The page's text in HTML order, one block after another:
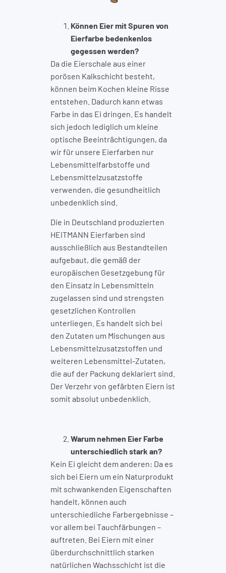
Können Eier mit Spuren von
Eierfarbe bedenkenlos
gegessen werden?
Da die Eierschale aus einer
porösen Kalkschicht besteht,
können beim Kochen kleine Risse
entstehen. Dadurch kann etwas
Farbe in das Ei dringen. Es handelt
sich jedoch lediglich um kleine
optische Beeinträchtigungen, da
wir für unsere Eierfarben nur
Lebensmittelfarbstoffe und
Lebensmittelzusatzstoffe
verwenden, die gesundheitlich
unbedenklich sind.
Die in Deutschland produzierten
HEITMANN Eierfarben sind
ausschließlich aus Bestandteilen
aufgebaut, die gemäß der
europäischen Gesetzgebung für
den Einsatz in Lebensmitteln
zugelassen sind und strengsten
gesetzlichen Kontrollen
unterliegen. Es handelt sich bei
den Zutaten um Mischungen aus
Lebensmittelzusatzstoffen und
weiteren Lebensmittel-Zutaten,
die auf der Packung deklariert sind.
Der Verzehr von gefärbten Eiern ist
somit absolut unbedenklich.
Warum nehmen Eier Farbe
unterschiedlich stark an?
Kein Ei gleicht dem anderen: Da es
sich bei Eiern um ein Naturprodukt
mit schwankenden Eigenschaften
handelt, können auch
unterschiedliche Farbergebnisse –
vor allem bei Tauchfärbungen –
auftreten. Bei Eiern mit einer
überdurchschnittlich starken
natürlichen Wachsschicht ist die